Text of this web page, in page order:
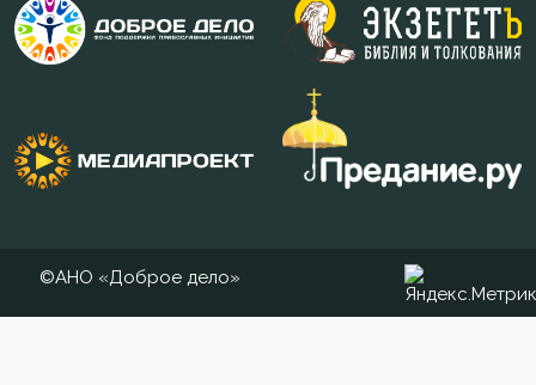
Молитва
Монастырь
Мудрость
Мытарство
©АНО «Доброе дело»